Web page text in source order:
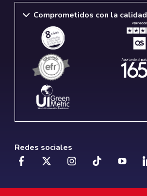
Comprometidos con la calidad
Redes sociales